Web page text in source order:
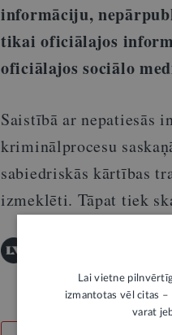
informāciju,
tikai oficiālajos
oficiālajos sociālo
Saistībā ar nepatiesās
kriminālprocesu
sabiedriskās kārtības
izmeklēti. Tāpat tiek
Šī informācija ir publisks
Lai vietne
izmantotas vēl citas
varat